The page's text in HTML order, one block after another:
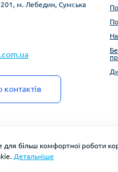
м. Лебедин, Сумська
більш комфортної роботи
Детальніше